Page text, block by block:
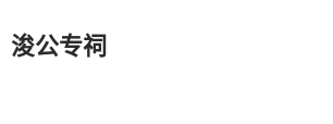
浚公专祠